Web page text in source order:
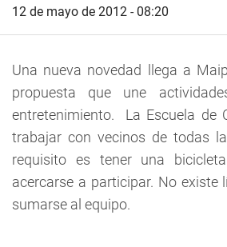
12 de mayo de 2012 - 08:20
Una nueva novedad llega a
propuesta que une
entretenimiento. La Escuela de
trabajar con vecinos de todas
requisito es tener una
acercarse a participar. No existe
sumarse al equipo.